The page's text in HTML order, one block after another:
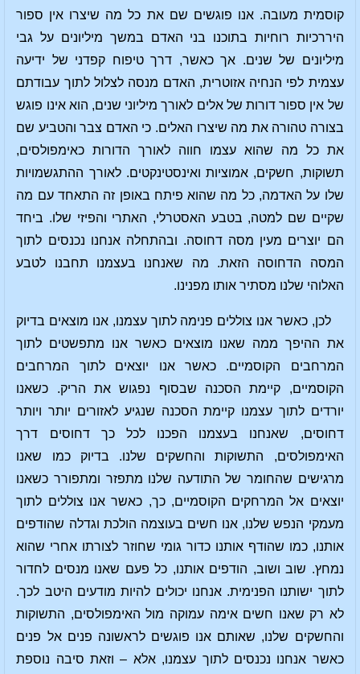
קוסמית מעובה. אנו פוגשים שם את כל מה שיצרו אין ספור
היררכיות רוחיות בתוכנו בני האדם במשך מיליונים על גבי
מיליונים של שנים. אך כאשר, דרך טיפוח קפדני של ידיעה
עצמית לפי הנחיה אזוטרית, האדם מנסה לצלול לתוך עבודתם
של אין ספור דורות של אלים לאורך מיליוני שנים, הוא אינו פוגש
בצורה טהורה את מה שיצרו האלים. כי האדם צבר והטביע שם
את כל מה שהוא עצמו חווה לאורך הדורות כאימפולסים,
תשוקות, חשקים, אמוציות ואינסטינקטים. לאורך ההתגשמויות
שלו על האדמה, כל מה שהוא פיתח באופן זה התאחד עם מה
שקיים שם למטה, בטבע האסטרלי, האתרי והפיזי שלו. ביחד
הם יוצרים מעין מסה דחוסה. ובהתחלה אנחנו נכנסים לתוך
המסה הדחוסה הזאת. מה שאנחנו בעצמנו תחבנו לטבע
האלוהי שלנו מסתיר אותו מפנינו.
לכן, כאשר אנו צוללים פנימה לתוך עצמנו, אנו מוצאים בדיוק
את ההיפך ממה שאנו מוצאים כאשר אנו מתפשטים לתוך
המרחבים הקוסמיים. כאשר אנו יוצאים לתוך המרחבים
הקוסמיים, קיימת הסכנה שבסוף נפגוש את הריק. כשאנו
יורדים לתוך עצמנו קיימת הסכנה שנגיע לאזורים יותר ויותר
דחוסים, שאנחנו בעצמנו הפכנו לכל כך דחוסים דרך
האימפולסים, התשוקות והחשקים שלנו. בדיוק כמו שאנו
מרגישים שהחומר של התודעה שלנו מתפזר ומתפורר כשאנו
יוצאים אל המרחקים הקוסמיים, כך, כאשר אנו צוללים לתוך
מעמקי הנפש שלנו, אנו חשים בעוצמה הולכת וגדלה שהודפים
אותנו, כמו שהודף אותנו כדור גומי שחוזר לצורתו אחרי שהוא
נמחץ. שוב ושוב, הודפים אותנו, כל פעם שאנו מנסים לחדור
לתוך ישותנו הפנימית. אנחנו יכולים להיות מודעים היטב לכך.
לא רק שאנו חשים אימה עמוקה מול האימפולסים, התשוקות
והחשקים שלנו, שאותם אנו פוגשים לראשונה פנים אל פנים
כאשר אנחנו נכנסים לתוך עצמנו, אלא – וזאת סיבה נוספת